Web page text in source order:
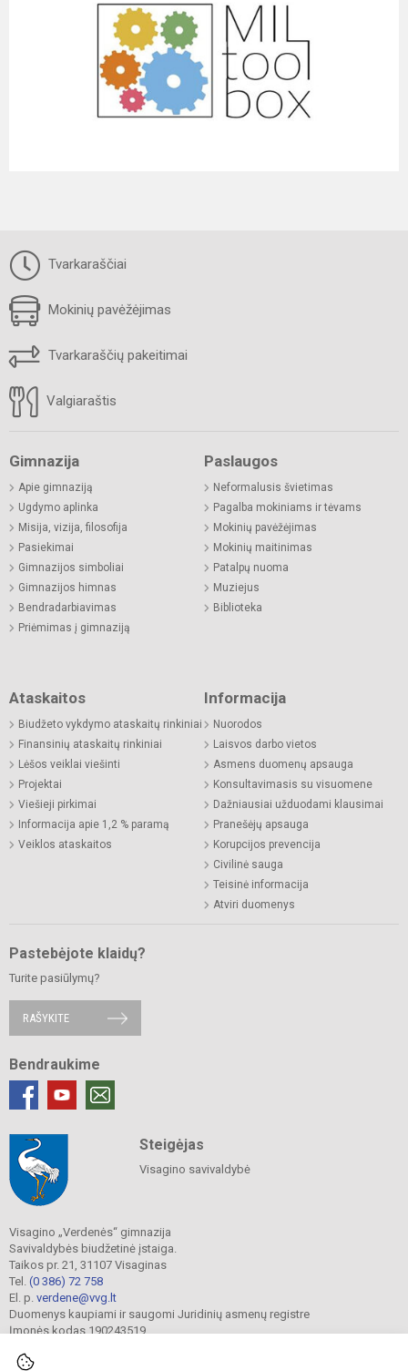
Tvarkaraščiai
Mokinių pavėžėjimas
Tvarkaraščių pakeitimai
Valgiaraštis
Gimnazija
Apie gimnaziją
Ugdymo aplinka
Misija, vizija, filosofija
Pasiekimai
Gimnazijos simboliai
Gimnazijos himnas
Bendradarbiavimas
Priėmimas į gimnaziją
Paslaugos
Neformalusis švietimas
Pagalba mokiniams ir tėvams
Mokinių pavėžėjimas
Mokinių maitinimas
Patalpų nuoma
Muziejus
Biblioteka
Ataskaitos
Biudžeto vykdymo ataskaitų rinkiniai
Finansinių ataskaitų rinkiniai
Lėšos veiklai viešinti
Projektai
Viešieji pirkimai
Informacija apie 1,2 % paramą
Veiklos ataskaitos
Informacija
Nuorodos
Laisvos darbo vietos
Asmens duomenų apsauga
Konsultavimasis su visuomene
Dažniausiai užduodami klausimai
Pranešėjų apsauga
Korupcijos prevencija
Civilinė sauga
Teisinė informacija
Atviri duomenys
Pastebėjote klaidų?
Turite pasiūlymų?
RAŠYKITE
Bendraukime
Steigėjas
Visagino savivaldybė
Visagino „Verdenės“ gimnazija
Savivaldybės biudžetinė įstaiga.
Taikos pr. 21, 31107 Visaginas
Tel. (0 386) 72 758
El. p. verdene@vvg.lt
Duomenys kaupiami ir saugomi Juridinių asmenų registre
Įmonės kodas 190243519